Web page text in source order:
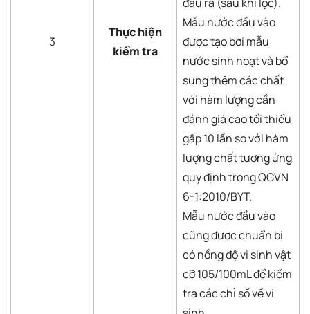
3
Thực hiện
kiểm tra
Mẫu nước đầu vào
được tạo bởi mẫu
nước sinh hoạt và bổ
sung thêm các chất
với hàm lượng cần
đánh giá cao tối thiểu
gấp 10 lần so với hàm
lượng chất tương ứng
quy định trong QCVN
6-1:2010/BYT.
Mẫu nước đầu vào
cũng được chuẩn bị
có nồng độ vi sinh vật
cỡ 105/100mL để kiểm
tra các chỉ số về vi